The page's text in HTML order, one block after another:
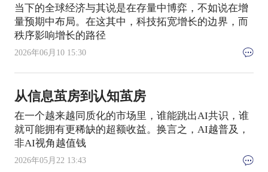
当下的全球经济与其说是在存量中博弈，不如说在增
量预期中布局。在这其中，科技拓宽增长的边界，而
秩序影响增长的路径
2026年06月10 15:30
从信息茧房到认知茧房
在一个越来越同质化的市场里，谁能跳出AI共识，谁
就可能拥有更稀缺的超额收益。换言之，AI越普及，
非AI视角越值钱
2026年05月22 13:43